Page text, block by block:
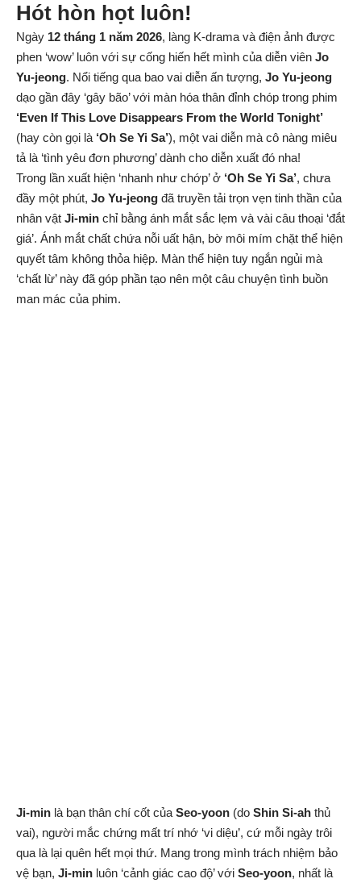
Hót hòn họt luôn!
Ngày 12 tháng 1 năm 2026, làng K-drama và điện ảnh được
phen ‘wow’ luôn với sự cống hiến hết mình của diễn viên Jo
Yu-jeong. Nổi tiếng qua bao vai diễn ấn tượng, Jo Yu-jeong
dạo gần đây ‘gây bão’ với màn hóa thân đỉnh chóp trong phim
‘Even If This Love Disappears From the World Tonight’
(hay còn gọi là ‘Oh Se Yi Sa’), một vai diễn mà cô nàng miêu
tả là ‘tình yêu đơn phương’ dành cho diễn xuất đó nha!
Trong lần xuất hiện ‘nhanh như chớp’ ở ‘Oh Se Yi Sa’, chưa
đầy một phút, Jo Yu-jeong đã truyền tải trọn vẹn tinh thần của
nhân vật Ji-min chỉ bằng ánh mắt sắc lẹm và vài câu thoại ‘đắt
giá’. Ánh mắt chất chứa nỗi uất hận, bờ môi mím chặt thể hiện
quyết tâm không thỏa hiệp. Màn thể hiện tuy ngắn ngủi mà
‘chất lừ’ này đã góp phần tạo nên một câu chuyện tình buồn
man mác của phim.
Ji-min là bạn thân chí cốt của Seo-yoon (do Shin Si-ah thủ
vai), người mắc chứng mất trí nhớ ‘vi diệu’, cứ mỗi ngày trôi
qua là lại quên hết mọi thứ. Mang trong mình trách nhiệm bảo
vệ bạn, Ji-min luôn ‘cảnh giác cao độ’ với Seo-yoon, nhất là